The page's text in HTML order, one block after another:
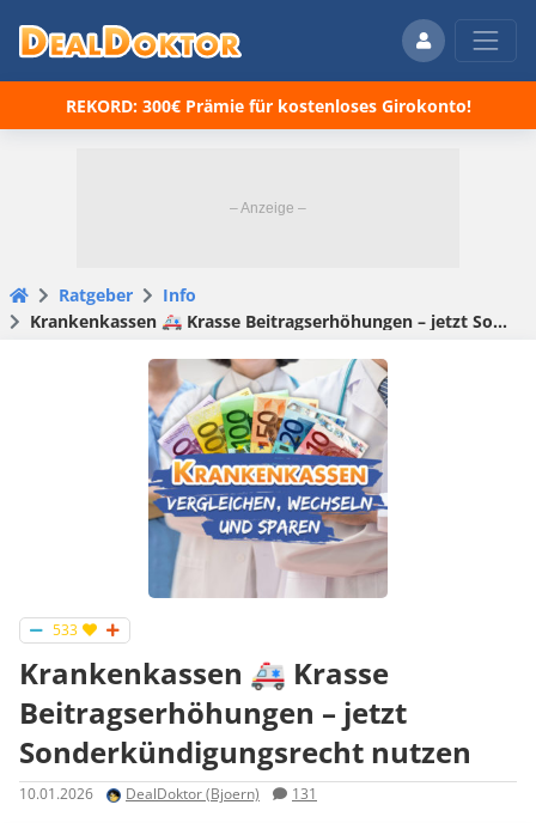
REKORD: 300€ Prämie für kostenloses Girokonto!
Ratgeber
Info
Krankenkassen 🚑 Krasse Beitragserhöhungen – jetzt Sonderkündigungsrecht nutzen
533
Krankenkassen 🚑 Krasse
Beitragserhöhungen – jetzt
Sonderkündigungsrecht nutzen
10.01.2026 DealDoktor (Bjoern) 131